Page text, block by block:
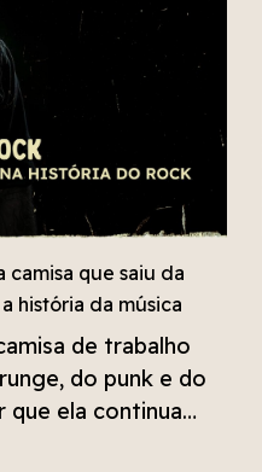
camisa que saiu da
história da música
de trabalho
do punk e do
que ela continua
para quem